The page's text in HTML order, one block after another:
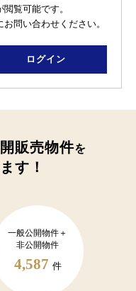
覧可能です。
問い合わせください。
ログイン
販売物件を
す！
一般公開物件＋
非公開物件
4,587 件